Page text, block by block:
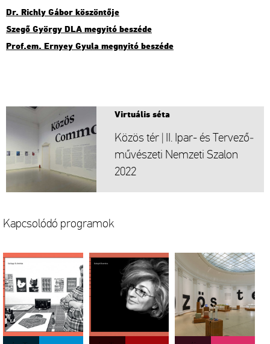
Dr. Richly Gábor kö­szön­tő­je
Szegő György DLA me­gyi­tó be­szé­de
Prof.​em. Er­nyey Gyula meg­nyi­tó be­szé­de
Vir­tu­á­lis séta
Közös tér | II. Ipar- és Ter­ve­ző­
mű­vé­sze­ti Nem­ze­ti Sza­lon
2022
Kap­cso­ló­dó prog­ra­mok